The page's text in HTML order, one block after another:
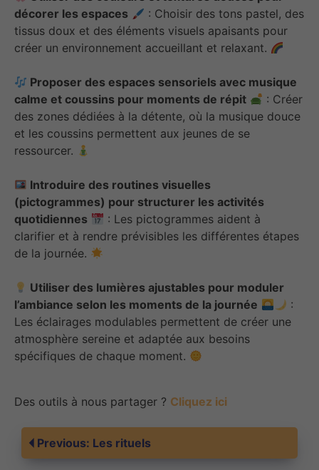
décorer les espaces
: Choisir des tons pastel, des
tissus doux et des éléments visuels apaisants pour
créer un environnement accueillant et relaxant.
Proposer des espaces sensoriels avec musique
calme et coussins pour moments de répit
: Créer
des zones dédiées à la détente, où la musique douce
et les coussins permettent aux jeunes de se
ressourcer.
Introduire des routines visuelles
(pictogrammes) pour structurer les activités
quotidiennes
: Les pictogrammes aident à
clarifier et à rendre prévisibles les différentes étapes
de la journée.
Utiliser des lumières ajustables pour moduler
l’ambiance selon les moments de la journée
:
Les éclairages modulables permettent de créer une
atmosphère sereine et adaptée aux besoins
spécifiques de chaque moment.
Des outils à nous partager ? Cliquez ici
Navigation
Previous: Les rituels